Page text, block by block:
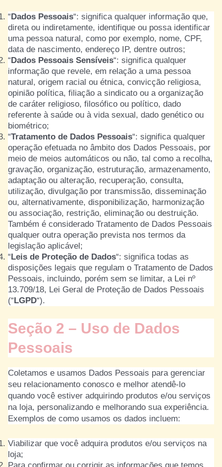
“Dados Pessoais“: significa qualquer informação que,
direta ou indiretamente, identifique ou possa identificar
uma pessoa natural, como por exemplo, nome, CPF,
data de nascimento, endereço IP, dentre outros;
“Dados Pessoais Sensíveis“: significa qualquer
informação que revele, em relação a uma pessoa
natural, origem racial ou étnica, convicção religiosa,
opinião política, filiação a sindicato ou a organização
de caráter religioso, filosófico ou político, dado
referente à saúde ou à vida sexual, dado genético ou
biométrico;
“Tratamento de Dados Pessoais“: significa qualquer
operação efetuada no âmbito dos Dados Pessoais, por
meio de meios automáticos ou não, tal como a recolha,
gravação, organização, estruturação, armazenamento,
adaptação ou alteração, recuperação, consulta,
utilização, divulgação por transmissão, disseminação
ou, alternativamente, disponibilização, harmonização
ou associação, restrição, eliminação ou destruição.
Também é considerado Tratamento de Dados Pessoais
qualquer outra operação prevista nos termos da
legislação aplicável;
“Leis de Proteção de Dados“: significa todas as
disposições legais que regulam o Tratamento de Dados
Pessoais, incluindo, porém sem se limitar, a Lei nº
13.709/18, Lei Geral de Proteção de Dados Pessoais
(“LGPD“).
Seção 2 – Uso de Dados
Pessoais
Coletamos e usamos Dados Pessoais para gerenciar
seu relacionamento conosco e melhor atendê-lo
quando você estiver adquirindo produtos e/ou serviços
na loja, personalizando e melhorando sua experiência.
Exemplos de como usamos os dados incluem:
Viabilizar que você adquira produtos e/ou serviços na
loja;
Para confirmar ou corrigir as informações que temos